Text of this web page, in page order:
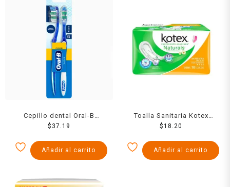
Cepillo dental Oral-B
Limpieza efectiva 123, 2
$ 37.19
Añadir al carrito
Toalla Sanitaria Kotex
Anatomica Sin Alas Fa 10
$18.20
Añadir al carrito